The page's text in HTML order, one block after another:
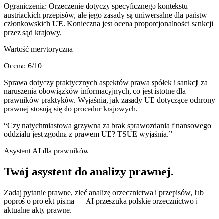
Ograniczenia: Orzeczenie dotyczy specyficznego kontekstu
austriackich przepisów, ale jego zasady są uniwersalne dla państw
członkowskich UE. Konieczna jest ocena proporcjonalności sankcji
przez sąd krajowy.
Wartość merytoryczna
Ocena: 6/10
Sprawa dotyczy praktycznych aspektów prawa spółek i sankcji za
naruszenia obowiązków informacyjnych, co jest istotne dla
prawników praktyków. Wyjaśnia, jak zasady UE dotyczące ochrony
prawnej stosują się do procedur krajowych.
“Czy natychmiastowa grzywna za brak sprawozdania finansowego
oddziału jest zgodna z prawem UE? TSUE wyjaśnia.”
Asystent AI dla prawników
Twój asystent do analizy prawnej.
Zadaj pytanie prawne, zleć analizę orzecznictwa i przepisów, lub
poproś o projekt pisma — AI przeszuka polskie orzecznictwo i
aktualne akty prawne.